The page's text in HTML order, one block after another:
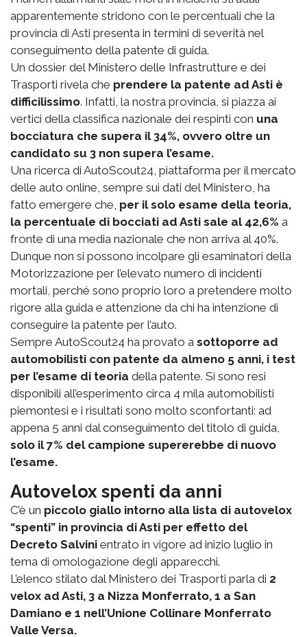
apparentemente stridono con le percentuali che la
provincia di Asti presenta in termini di severità nel
conseguimento della patente di guida.
Un dossier del Ministero delle Infrastrutture e dei
Trasporti rivela che prendere la patente ad Asti è
difficilissimo. Infatti, la nostra provincia, si piazza ai
vertici della classifica nazionale dei respinti con una
bocciatura che supera il 34%, ovvero oltre un
candidato su 3 non supera l’esame.
Una ricerca di AutoScout24, piattaforma per il mercato
delle auto online, sempre sui dati del Ministero, ha
fatto emergere che, per il solo esame della teoria,
la percentuale di bocciati ad Asti sale al 42,6% a
fronte di una media nazionale che non arriva al 40%.
Dunque non si possono incolpare gli esaminatori della
Motorizzazione per l’elevato numero di incidenti
mortali, perché sono proprio loro a pretendere molto
rigore alla guida e attenzione da chi ha intenzione di
conseguire la patente per l’auto.
Sempre AutoScout24 ha provato a sottoporre ad
automobilisti con patente da almeno 5 anni, i test
per l’esame di teoria della patente. Si sono resi
disponibili all’esperimento circa 4 mila automobilisti
piemontesi e i risultati sono molto sconfortanti: ad
appena 5 anni dal conseguimento del titolo di guida,
solo il 7% del campione supererebbe di nuovo
l’esame.
Autovelox spenti da anni
C’è un piccolo giallo intorno alla lista di autovelox
“spenti” in provincia di Asti per effetto del
Decreto Salvini entrato in vigore ad inizio luglio in
tema di omologazione degli apparecchi.
L’elenco stilato dal Ministero dei Trasporti parla di 2
velox ad Asti, 3 a Nizza Monferrato, 1 a San
Damiano e 1 nell’Unione Collinare Monferrato
Valle Versa.